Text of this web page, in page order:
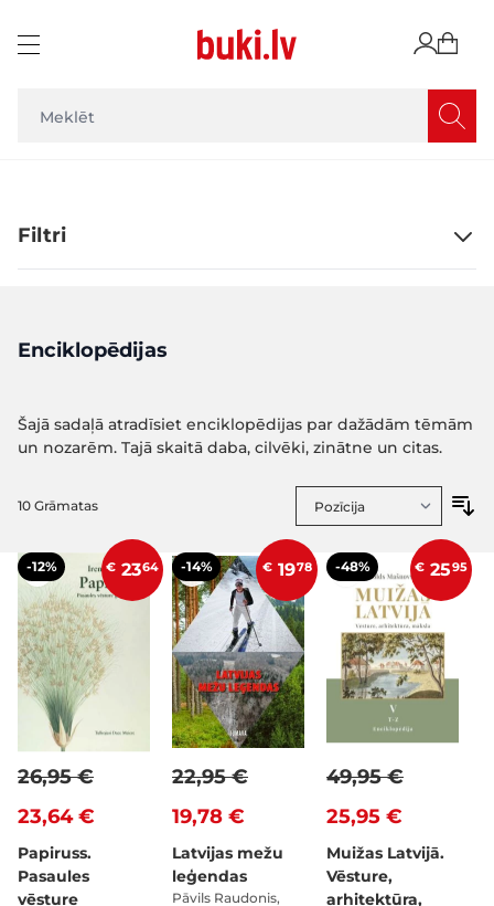
Filtri
Enciklopēdijas
Šajā sadaļā atradīsiet enciklopēdijas par dažādām tēmām
un nozarēm. Tajā skaitā daba, cilvēki, zinātne un citas.
10 Grāmatas
-12% € 2364
23,64 €
26,95 €
Papiruss.
Pasaules
vēsture
-14% € 1978
19,78 €
22,95 €
Latvijas mežu
leģendas
Pāvils Raudonis,
-48% € 2595
25,95 €
49,95 €
Muižas Latvijā.
Vēsture,
arhitektūra,